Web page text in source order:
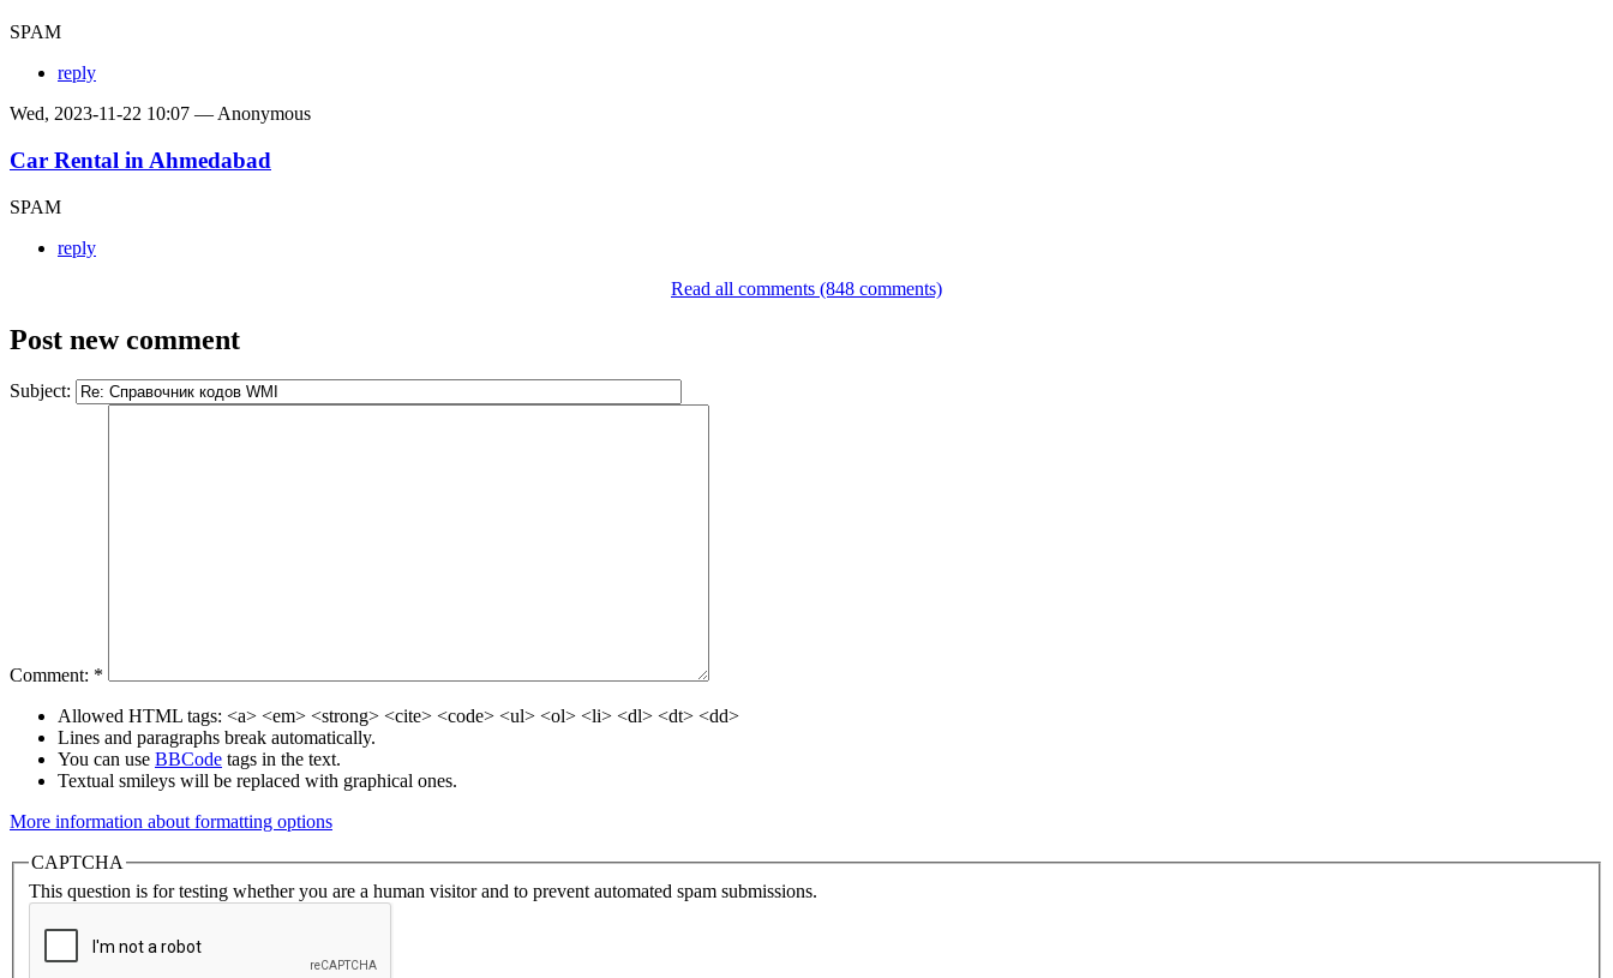
SPAM
reply
Wed, 2023-11-22 10:07 — Anonymous
Car Rental in Ahmedabad
SPAM
reply
Read all comments (848 comments)
Post new comment
Subject:
Comment: *
Allowed HTML tags: <a> <em> <strong> <cite> <code> <ul> <ol> <li> <dl> <dt> <dd>
Lines and paragraphs break automatically.
You can use BBCode tags in the text.
Textual smileys will be replaced with graphical ones.
More information about formatting options
CAPTCHA
This question is for testing whether you are a human visitor and to prevent automated spam submissions.